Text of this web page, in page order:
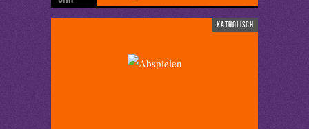
katholisch